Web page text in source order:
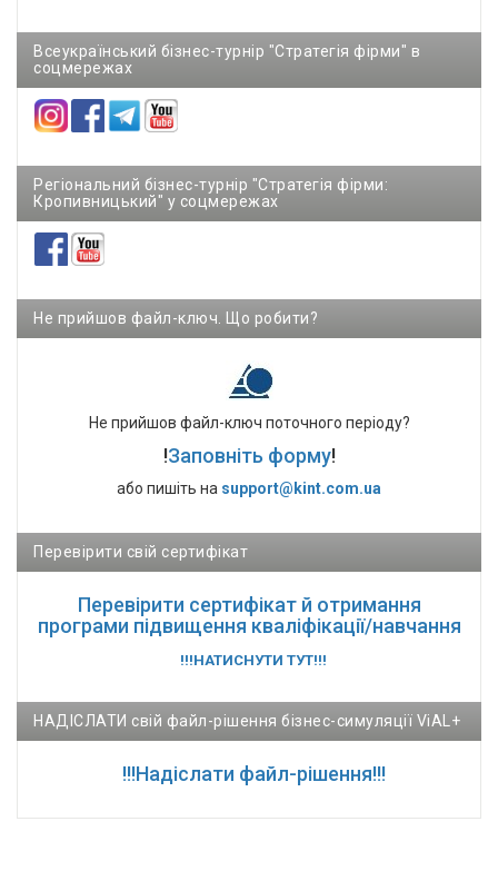
Всеукраїнський бізнес-турнір "Стратегія фірми" в
соцмережах
Регіональний бізнес-турнір "Стратегія фірми:
Кропивницький" у соцмережах
Не прийшов файл-ключ. Що робити?
Не прийшов файл-ключ поточного періоду?
!Заповніть форму!
або пишіть на support@kint.com.ua
Перевірити свій сертифікат
Перевірити сертифікат й отримання
програми підвищення кваліфікації/навчання
!!!НАТИСНУТИ ТУТ!!!
НАДІСЛАТИ свій файл-рішення бізнес-симуляції ViAL+
!!!Надіслати файл-рішення!!!